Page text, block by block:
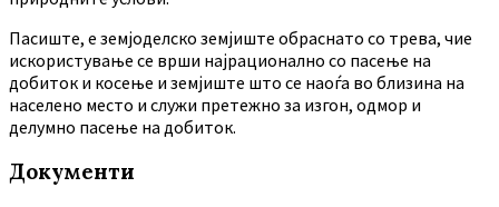
Пасиште, е земјоделско земјиште обраснато со трева, чие
искористување се врши најрационално со пасење на
добиток и косење и земјиште што се наоѓа во близина на
населено место и служи претежно за изгон, одмор и
делумно пасење на добиток.
Документи